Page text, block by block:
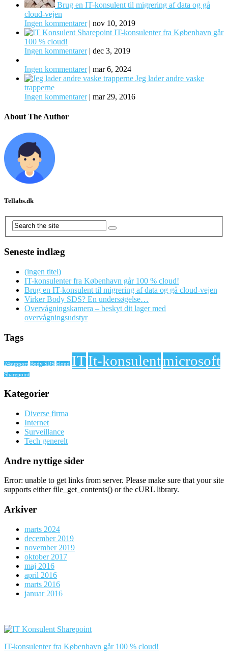
Brug en IT-konsulent til migrering af data og gå
cloud-vejen
Ingen kommentarer| nov 10, 2019
IT-konsulenter fra København går
100 % cloud!
Ingen kommentarer| dec 3, 2019
Ingen kommentarer| mar 6, 2024
Jeg lader andre vaske
trapperne
Ingen kommentarer| mar 29, 2016
About The Author
Tellabs.dk
Seneste indlæg
(ingen titel)
IT-konsulenter fra København går 100 % cloud!
Brug en IT-konsulent til migrering af data og gå cloud-vejen
Virker Body SDS? En undersøgelse…
Overvågningskamera – beskyt dit lager med
overvågningsudstyr
Tags
24support Body SDS cloud ITIt-konsulentmicrosoft
Sharepoint
Kategorier
Diverse firma
Internet
Surveillance
Tech generelt
Andre nyttige sider
Error: unable to get links from server. Please make sure that your site
supports either file_get_contents() or the cURL library.
Arkiver
marts 2024
december 2019
november 2019
oktober 2017
maj 2016
april 2016
marts 2016
januar 2016
IT-konsulenter fra København går 100 % cloud!